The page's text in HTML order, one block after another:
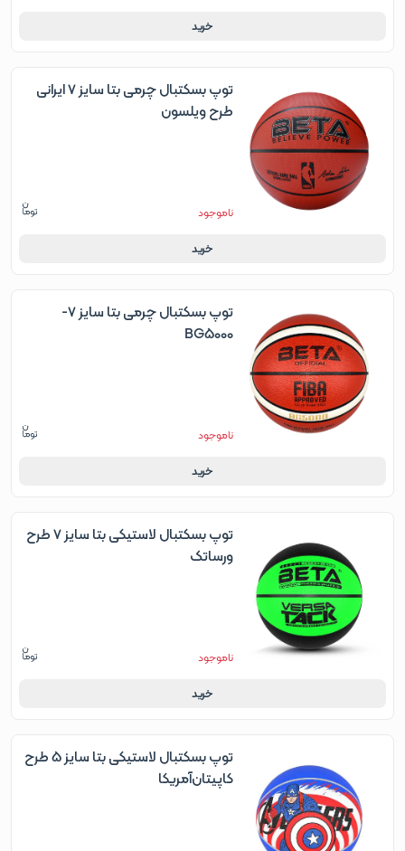
خرید
توپ بسکتبال چرمی بتا سایز 7 ایرانی
طرح ویلسون
ناموجود
خرید
توپ بسکتبال چرمی بتا سایز 7-
BG5000
ناموجود
خرید
توپ بسکتبال لاستیکی بتا سایز 7 طرح
ورساتک
ناموجود
خرید
توپ بسکتبال لاستیکی بتا سایز 5 طرح
کاپیتان‌آمریکا